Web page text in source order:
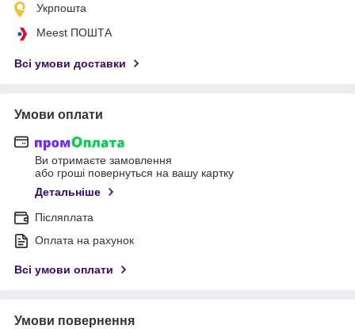
Укрпошта
Meest ПОШТА
Всі умови доставки
Умови оплати
Ви отримаєте замовлення
або гроші повернуться на вашу картку
Детальніше
Післяплата
Оплата на рахунок
Всі умови оплати
Умови повернення